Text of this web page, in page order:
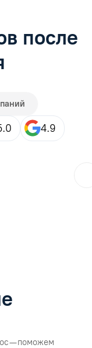
после
4.9
— поможем